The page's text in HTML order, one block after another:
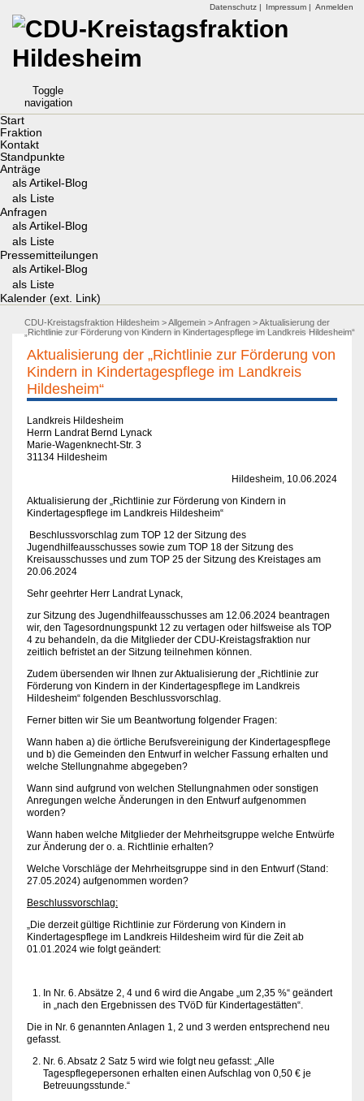
Datenschutz | Impressum | Anmelden
Toggle
navigation
Start
Fraktion
Kontakt
Standpunkte
Anträge
als Artikel-Blog
als Liste
Anfragen
als Artikel-Blog
als Liste
Pressemitteilungen
als Artikel-Blog
als Liste
Kalender (ext. Link)
CDU-Kreistagsfraktion Hildesheim >Allgemein >Anfragen > Aktualisierung der
„Richtlinie zur Förderung von Kindern in Kindertagespflege im Landkreis Hildesheim“
Aktualisierung der „Richtlinie zur Förderung von
Kindern in Kindertagespflege im Landkreis
Hildesheim“
Landkreis Hildesheim
Herrn Landrat Bernd Lynack
Marie-Wagenknecht-Str. 3
31134 Hildesheim
Hildesheim, 10.06.2024
Aktualisierung der „Richtlinie zur Förderung von Kindern in
Kindertagespflege im Landkreis Hildesheim“
Beschlussvorschlag zum TOP 12 der Sitzung des
Jugendhilfeausschusses sowie zum TOP 18 der Sitzung des
Kreisausschusses und zum TOP 25 der Sitzung des Kreistages am
20.06.2024
Sehr geehrter Herr Landrat Lynack,
zur Sitzung des Jugendhilfeausschusses am 12.06.2024 beantragen
wir, den Tagesordnungspunkt 12 zu vertagen oder hilfsweise als TOP
4 zu behandeln, da die Mitglieder der CDU-Kreistagsfraktion nur
zeitlich befristet an der Sitzung teilnehmen können.
Zudem übersenden wir Ihnen zur Aktualisierung der „Richtlinie zur
Förderung von Kindern in der Kindertagespflege im Landkreis
Hildesheim“ folgenden Beschlussvorschlag.
Ferner bitten wir Sie um Beantwortung folgender Fragen:
Wann haben a) die örtliche Berufsvereinigung der Kindertagespflege
und b) die Gemeinden den Entwurf in welcher Fassung erhalten und
welche Stellungnahme abgegeben?
Wann sind aufgrund von welchen Stellungnahmen oder sonstigen
Anregungen welche Änderungen in den Entwurf aufgenommen
worden?
Wann haben welche Mitglieder der Mehrheitsgruppe welche Entwürfe
zur Änderung der o. a. Richtlinie erhalten?
Welche Vorschläge der Mehrheitsgruppe sind in den Entwurf (Stand:
27.05.2024) aufgenommen worden?
Beschlussvorschlag:
„Die derzeit gültige Richtlinie zur Förderung von Kindern in
Kindertagespflege im Landkreis Hildesheim wird für die Zeit ab
01.01.2024 wie folgt geändert:
In Nr. 6. Absätze 2, 4 und 6 wird die Angabe „um 2,35 %“ geändert
in „nach den Ergebnissen des TVöD für Kindertagestätten“.
Die in Nr. 6 genannten Anlagen 1, 2 und 3 werden entsprechend neu
gefasst.
Nr. 6. Absatz 2 Satz 5 wird wie folgt neu gefasst: „Alle
Tagespflegepersonen erhalten einen Aufschlag von 0,50 € je
Betreuungsstunde.“